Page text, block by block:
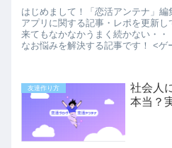
はじめまして！「恋活アンテナ」
アプリに関する記事・レポを更新
来てもなかなかうまく続かない・
なお悩みを解決する記事です！ <ゲ
友達作り方
社会人
本当？